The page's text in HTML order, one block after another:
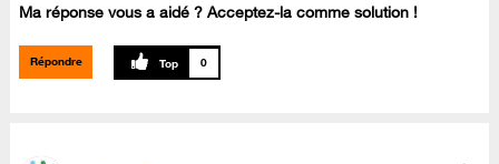
Ma réponse vous a aidé ? Acceptez-la comme solution !
Répondre 0